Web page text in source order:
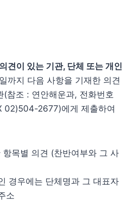
견이 있는 기관, 단체 또는 개인
까지 다음 사항을 기재한 의견
(참조 : 연안해운과, 전화번호
02)504-2677)에게 제출하여
목별 의견 (찬반여부와 그 사
경우에는 단체명과 그 대표자
소